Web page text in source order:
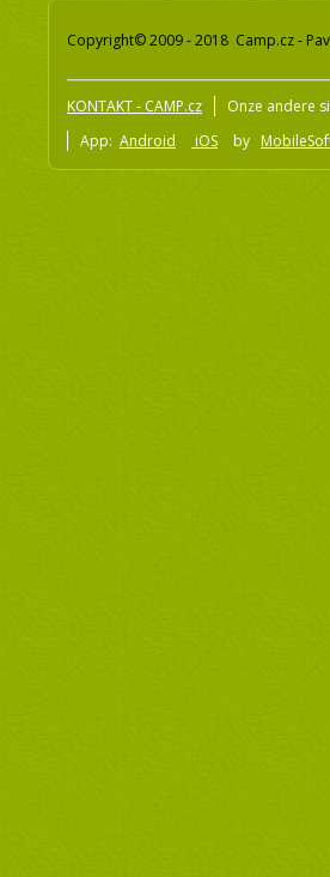
Copyright© 2009 - 2018 Camp.cz -
KONTAKT - CAMP.cz Onze andere
App: Android iOS by